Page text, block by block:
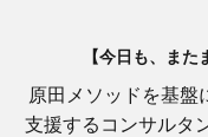
【今日も、また
原田メソッドを基盤
支援するコンサルタ